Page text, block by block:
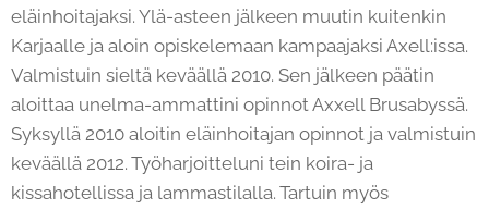
eläinhoitajaksi. Ylä-asteen jälkeen muutin kuitenkin
Karjaalle ja aloin opiskelemaan kampaajaksi Axell:issa.
Valmistuin sieltä keväällä 2010. Sen jälkeen päätin
aloittaa unelma-ammattini opinnot Axxell Brusabyssä.
Syksyllä 2010 aloitin eläinhoitajan opinnot ja valmistuin
keväällä 2012. Työharjoitteluni tein koira- ja
kissahotellissa ja lammastilalla. Tartuin myös